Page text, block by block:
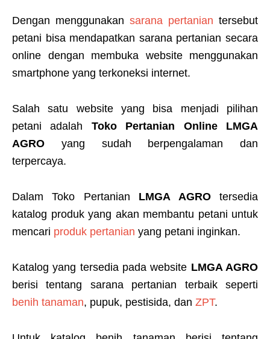
Dengan menggunakan sarana pertanian tersebut
petani bisa mendapatkan sarana pertanian secara
online dengan membuka website menggunakan
smartphone yang terkoneksi internet.
Salah satu website yang bisa menjadi pilihan
petani adalah Toko Pertanian Online LMGA
AGRO yang sudah berpengalaman dan
terpercaya.
Dalam Toko Pertanian LMGA AGROtersedia
katalog produk yang akan membantu petani untuk
mencari produk pertanian yang petani inginkan.
Katalog yang tersedia pada website LMGA AGRO
berisi tentang sarana pertanian terbaik seperti
benih tanaman, pupuk, pestisida, dan ZPT.